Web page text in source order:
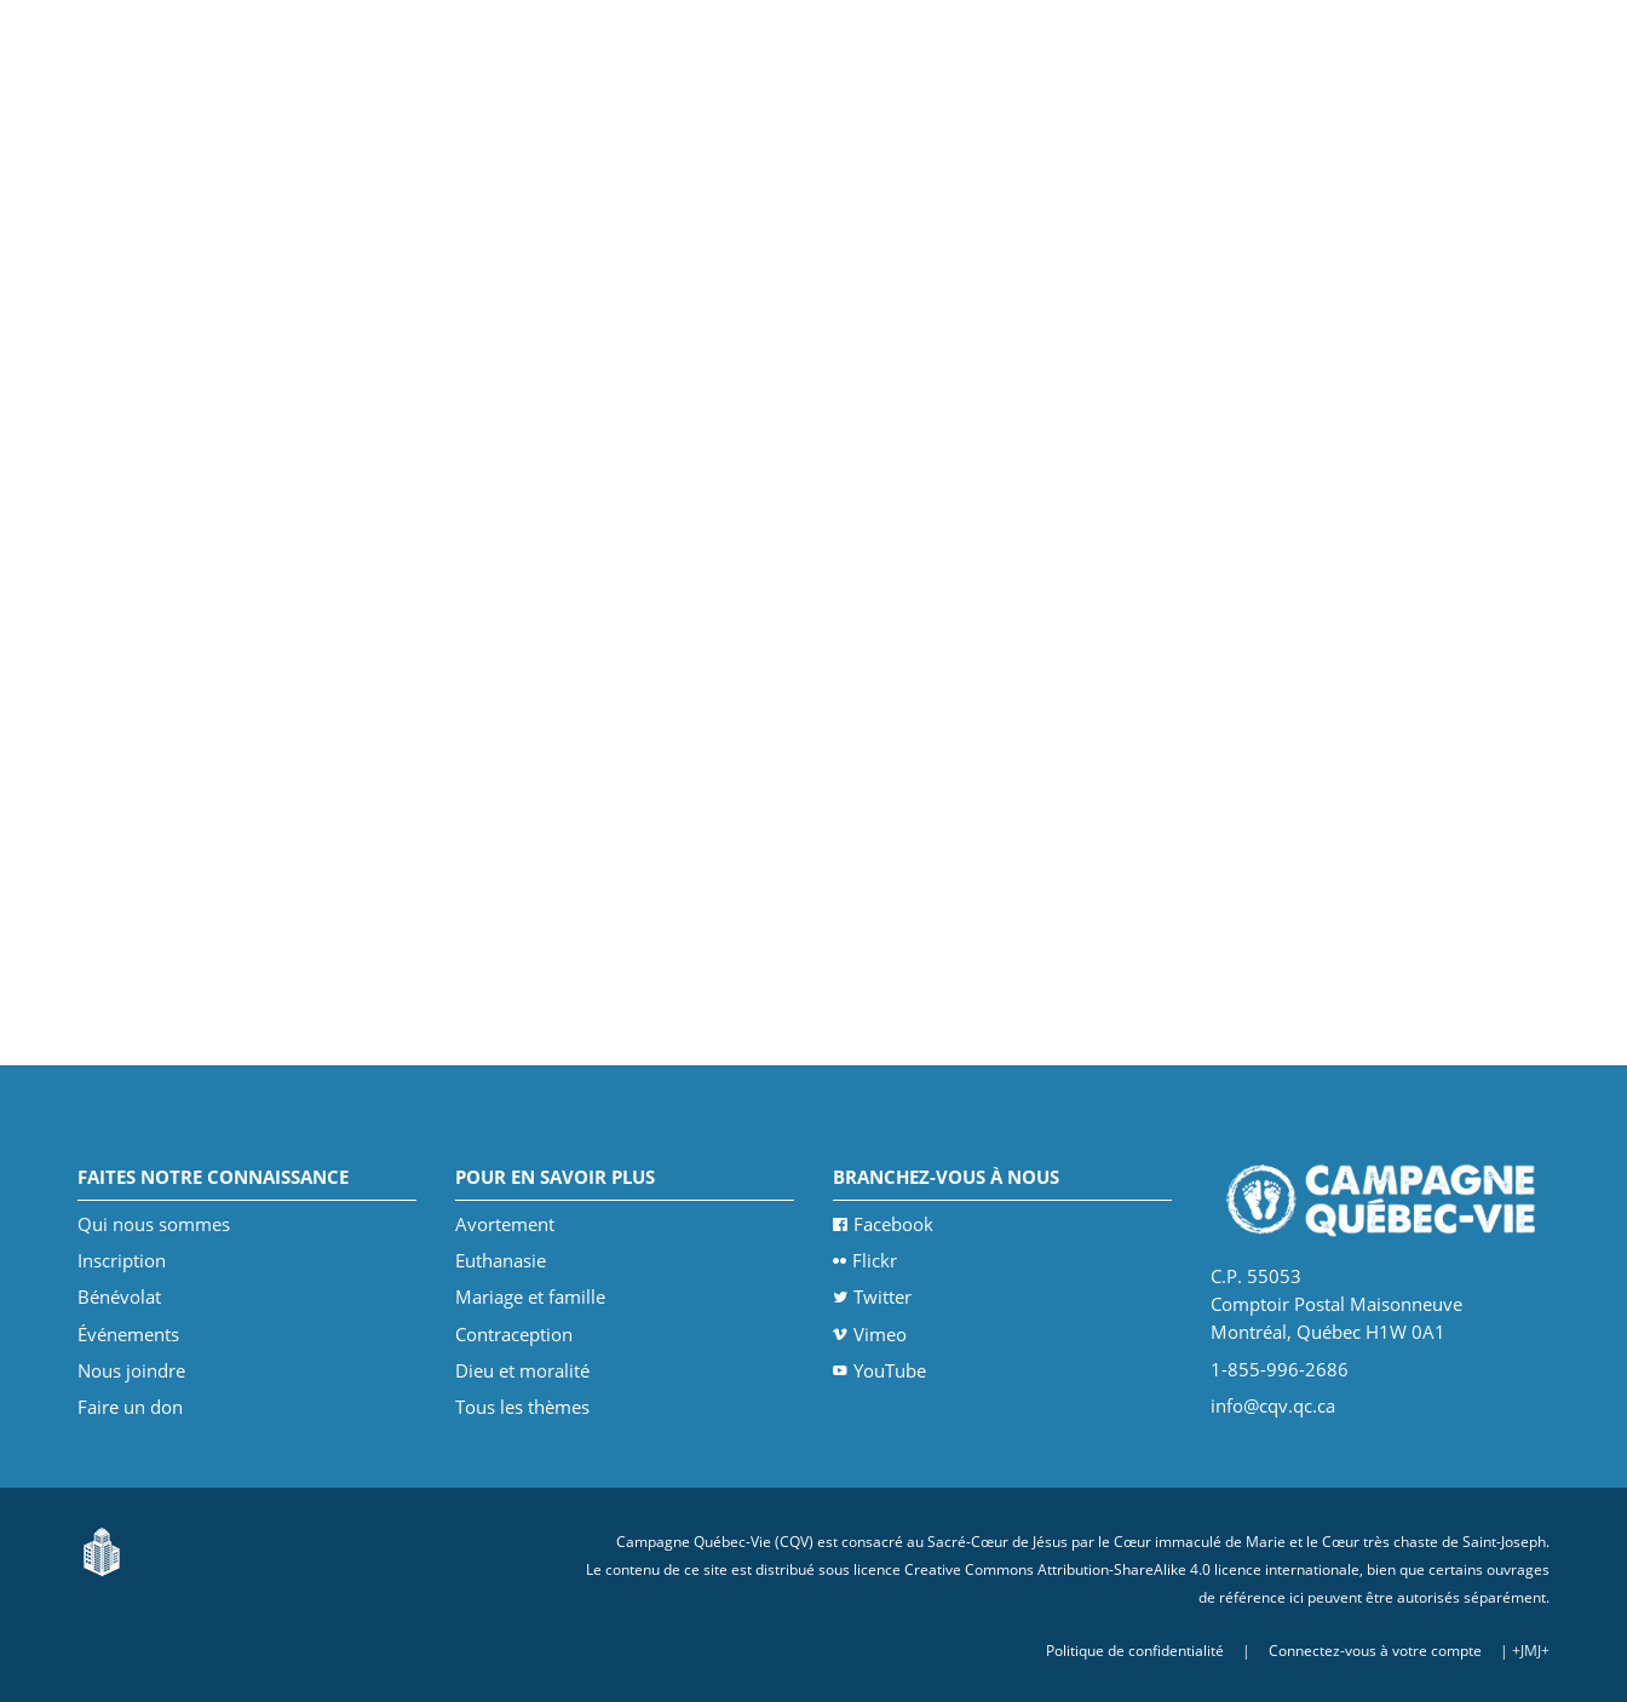
FAITES NOTRE CONNAISSANCE
Qui nous sommes
Inscription
Bénévolat
Événements
Nous joindre
Faire un don
POUR EN SAVOIR PLUS
Avortement
Euthanasie
Mariage et famille
Contraception
Dieu et moralité
Tous les thèmes
BRANCHEZ-VOUS À NOUS
Facebook
Flickr
Twitter
Vimeo
YouTube
C.P. 55053
Comptoir Postal Maisonneuve
Montréal, Québec H1W 0A1
1-855-996-2686
info@cqv.qc.ca
Campagne Québec-Vie (CQV) est consacré au Sacré-Cœur de Jésus par le Cœur immaculé de Marie et le Cœur très chaste de Saint-Joseph.
Le contenu de ce site est distribué sous licenceCreative Commons Attribution-ShareAlike 4.0 licence internationale, bien que certains ouvrages
de référence ici peuvent être autorisés séparément.
Politique de confidentialité | Connectez-vous à votre compte | +JMJ+